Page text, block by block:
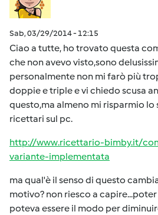
Sab, 03/29/2014 - 12:15
Ciao a tutte, ho trovato questa
che non avevo visto,sono
personalmente non mi farò più
doppie e triple e vi chiedo scusa
questo,ma almeno mi risparmio
ricettari sul pc.
http://www.ricettario-bimby.it/
variante-implementata
ma qual'è il senso di questo
motivo? non riesco a
poteva essere il modo per